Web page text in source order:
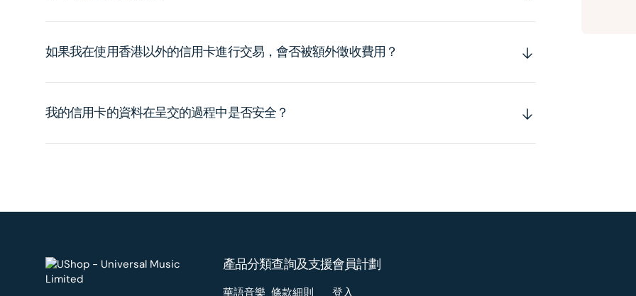
如果我在使用香港以外的信用卡進行交易，會否被額外徵收費用？
我的信用卡的資料在呈交的過程中是否安全？
產品分類
華語音樂
查詢及支援
條款細則
會員計劃
登入